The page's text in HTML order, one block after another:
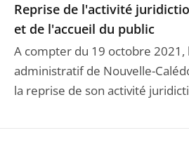
Reprise de l'activité
et de l'accueil du public
A compter du 19 octobre 2021,
administratif de Nouvelle-
la reprise de son activité